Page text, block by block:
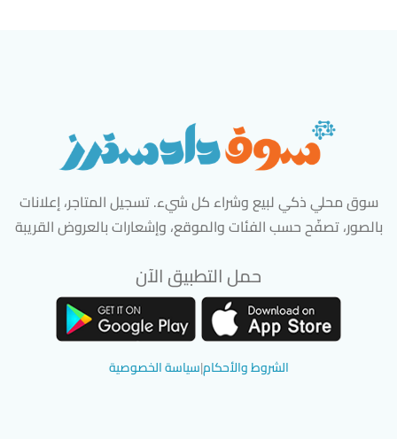
سوق محلي ذكي لبيع وشراء كل شيء. تسجيل المتاجر، إعلانات
بالصور، تصفّح حسب الفئات والموقع، وإشعارات بالعروض القريبة
حمل التطبيق الآن
الشروط والأحكام|سياسة الخصوصية